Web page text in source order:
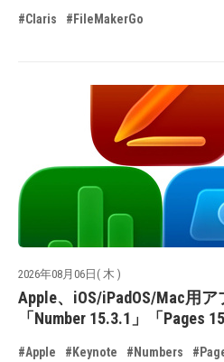
#Claris #FileMakerGo
2026年08月06日( 木 )
Apple、iOS/iPadOS/Mac用ア
「Number 15.3.1」「Pages
#Apple #Keynote #Numbers